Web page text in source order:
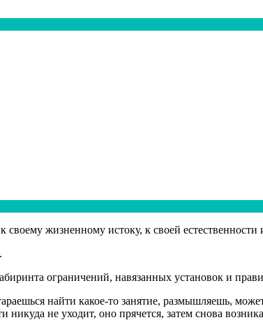
жизненному истоку, к своей естественности
.
ограничений, навязанных установок и
найти какое-то занятие, размышляешь,
никуда не уходит, оно прячется, затем снова